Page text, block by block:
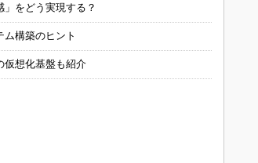
をどう実現する？
構築のヒント
仮想化基盤も紹介